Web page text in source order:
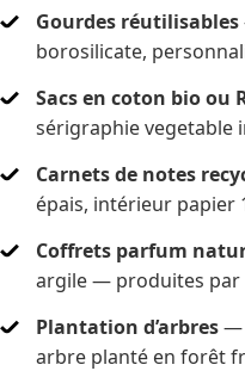
Gourdes réutilisables
borosilicate,
Sacs en coton bio ou
sérigraphie vegetable
Carnets de notes
épais, intérieur papier
Coffrets parfum
argile — produites par
Plantation d’arbres—
arbre planté en forêt